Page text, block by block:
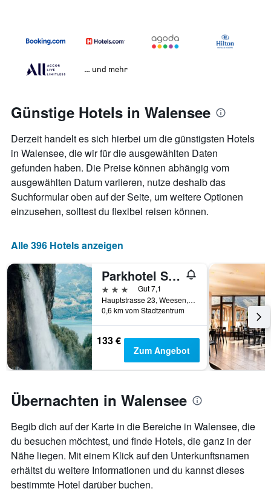
… und mehr
Günstige Hotels in Walensee
Derzeit handelt es sich hierbei um die günstigsten Hotels
in Walensee, die wir für die ausgewählten Daten
gefunden haben. Die Preise können abhängig vom
ausgewählten Datum variieren, nutze deshalb das
Suchformular oben auf der Seite, um weitere Optionen
einzusehen, solltest du flexibel reisen können.
Alle 396 Hotels anzeigen
Parkhotel Schwert - Self-Check-in
3 Sterne
Gut 7,1
Hauptstrasse 23, Weesen, St.Gallen, Schweiz
0,6 km vom Stadtzentrum
133 €
Zum Angebot
Übernachten in Walensee
Begib dich auf der Karte in die Bereiche in Walensee, die
du besuchen möchtest, und finde Hotels, die ganz in der
Nähe liegen. Mit einem Klick auf den Unterkunftsnamen
erhältst du weitere Informationen und du kannst dieses
bestimmte Hotel darüber buchen.